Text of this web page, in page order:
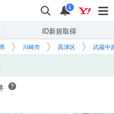
検索 通知
i
ID新規取得
川崎市 高津区 武蔵中